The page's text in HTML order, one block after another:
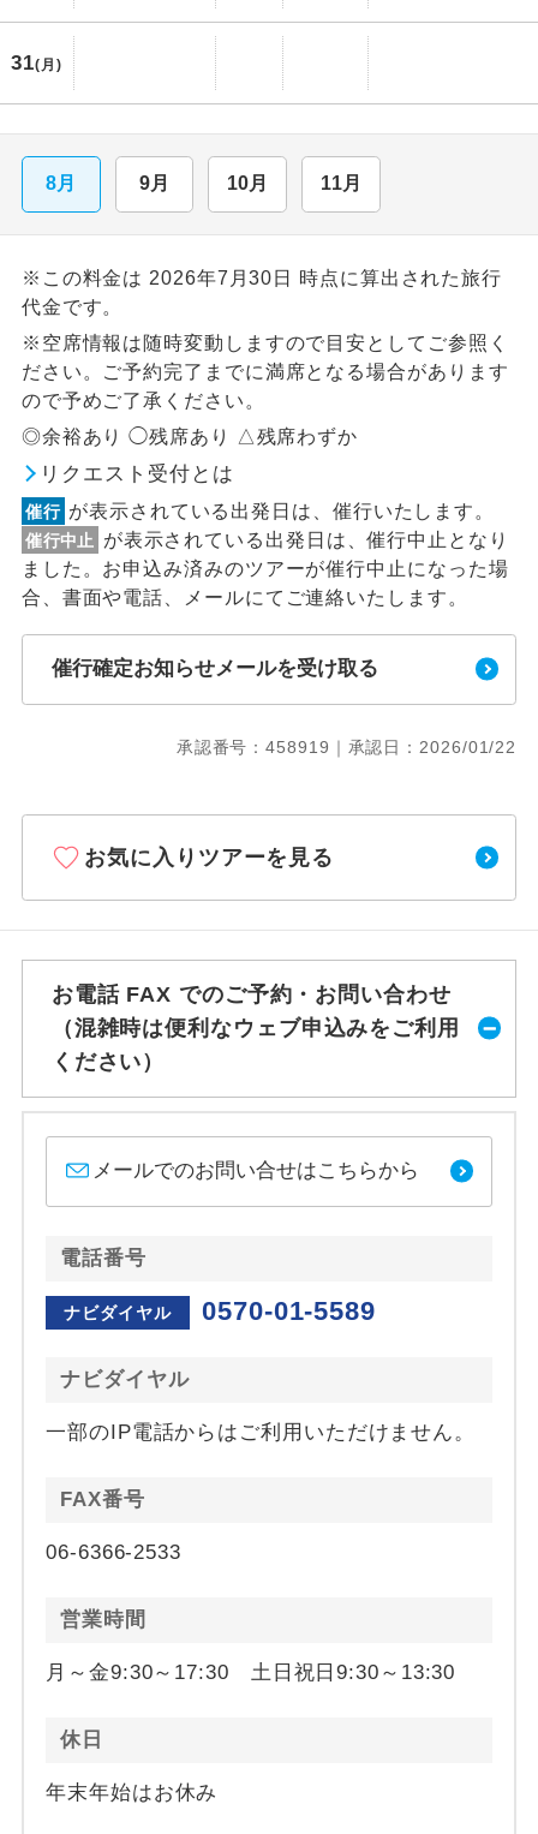
31(月)
8月 9月 10月 11月
※この料金は 2026年7月30日 時点に算出された旅行
代金です。
※空席情報は随時変動しますので目安としてご参照く
ださい。ご予約完了までに満席となる場合があります
ので予めご了承ください。
◎余裕あり ◯残席あり △残席わずか
リクエスト受付とは
催行 が表示されている出発日は、催行いたします。
催行中止
が表示されている出発日は、催行中止となり
ました。お申込み済みのツアーが催行中止になった場
合、書面や電話、メールにてご連絡いたします。
催行確定お知らせメールを受け取る
承認番号：458919｜承認日：2026/01/22
お気に入りツアーを見る
お電話 FAX でのご予約・お問い合わせ
（混雑時は便利なウェブ申込みをご利用
ください）
メールでのお問い合せはこちらから
電話番号
ナビダイヤル 0570-01-5589
ナビダイヤル
一部のIP電話からはご利用いただけません。
FAX番号
06-6366-2533
営業時間
月～金9:30～17:30 土日祝日9:30～13:30
休日
年末年始はお休み